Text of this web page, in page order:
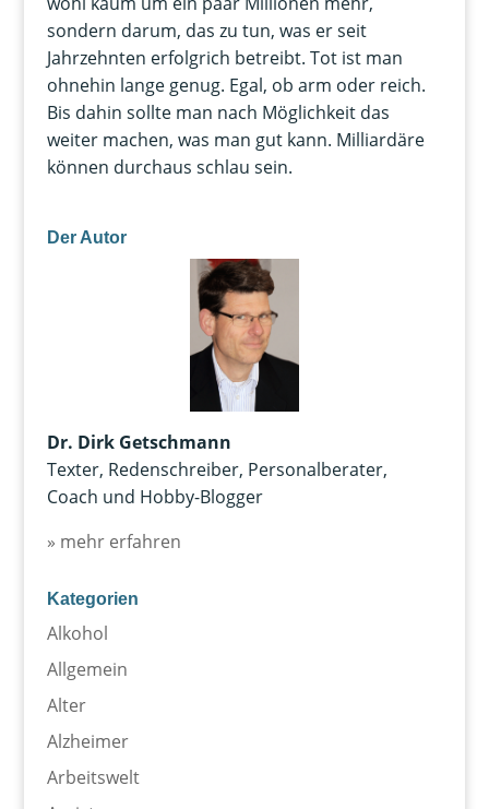
sondern darum, das zu tun, was er seit
Jahrzehnten erfolgrich betreibt. Tot ist man
ohnehin lange genug. Egal, ob arm oder reich.
Bis dahin sollte man nach Möglichkeit das
weiter machen, was man gut kann. Milliardäre
können durchaus schlau sein.
Der Autor
Dr. Dirk Getschmann
Texter, Redenschreiber, Personalberater,
Coach und Hobby-Blogger
» mehr erfahren
Kategorien
Alkohol
Allgemein
Alter
Alzheimer
Arbeitswelt